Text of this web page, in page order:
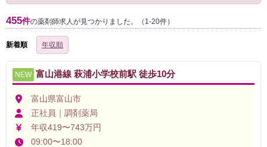
455件の薬剤師求人が見つかりました。（1-20件）
新着順 年収順
NEW 富山港線 萩浦小学校前駅 徒歩10分
富山県富山市
正社員｜調剤薬局
年収419〜743万円
09:00〜18:00